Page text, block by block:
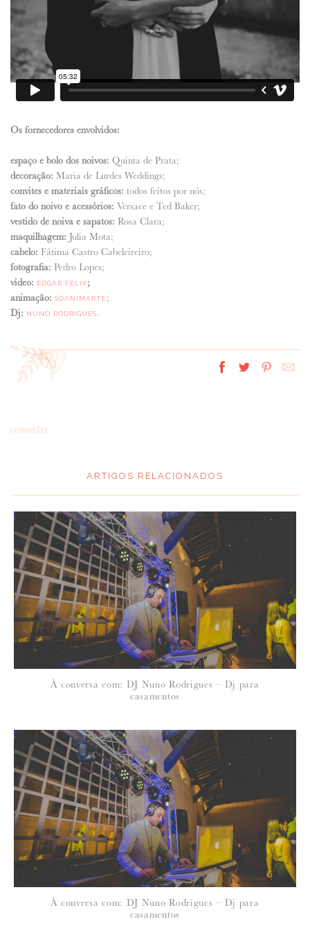
Os fornecedores envolvidos:
espaço e bolo dos noivos: Quinta de Prata;
decoração: Maria de Lurdes Weddings;
convites e materiais gráficos: todos feitos por nós;
fato do noivo e acessórios: Versace e Ted Baker;
vestido de noiva e sapatos: Rosa Clara;
maquilhagem: Julia Mota;
cabelo: Fátima Castro Cabeleireiro;
fotografia: Pedro Lopes;
video: EDGAR FÉLIX;
animação: SÓANIMARTE;
Dj: NUNO RODRIGUES.
comentar
NOME*:
Para saber como tratamos e protegemos os seus dados, leia a nossa
política de privacidade
ARTIGOS RELACIONADOS
À conversa com: DJ Nuno Rodrigues – Dj para
casamentos
À conversa com: DJ Nuno Rodrigues – Dj para
casamentos